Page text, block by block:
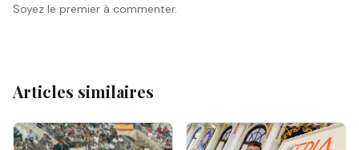
Soyez le premier à commenter.
Articles similaires